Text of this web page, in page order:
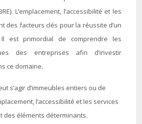
L’emplacement, l’accessibilité et les
des facteurs clés pour la réussite d’un
Il est primordial de comprendre les
des entreprises afin d’investir
ce domaine.
s’agir d’immeubles entiers ou de
l’accessibilité et les services
des éléments déterminants.